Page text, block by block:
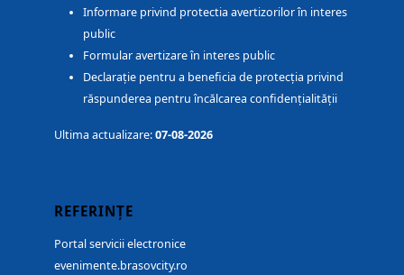
Informare privind protectia avertizorilor în interes
public
Formular avertizare în interes public
Declarație pentru a beneficia de protecția privind
răspunderea pentru încălcarea confidențialității
Ultima actualizare:07-08-2026
REFERINȚE
Portal servicii electronice
evenimente.brasovcity.ro